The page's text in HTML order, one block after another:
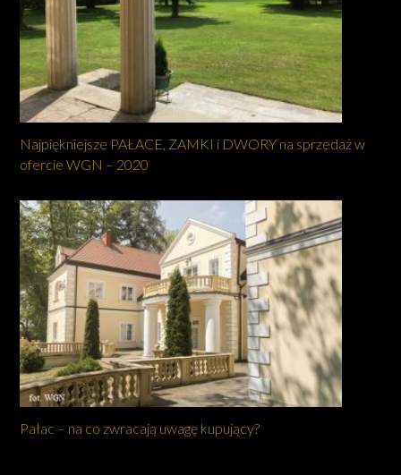
Najpiękniejsze PAŁACE, ZAMKI i DWORY na sprzedaż w
ofercie WGN – 2020
Pałac – na co zwracają uwagę kupujący?